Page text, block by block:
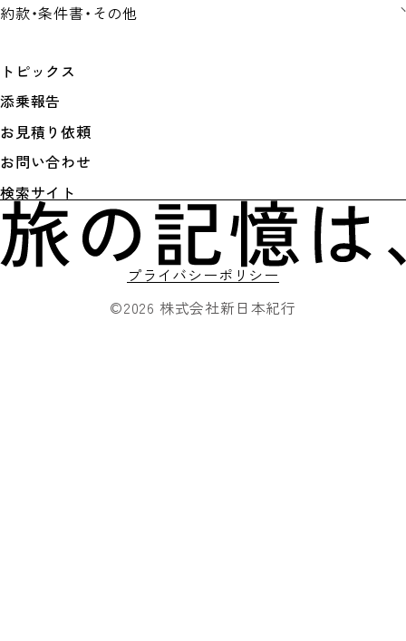
約款・条件書・その他
トピックス
添乗報告
お見積り依頼
お問い合わせ
検索サイト
©2026 株式会社新日本紀行
プライバシーポリシー